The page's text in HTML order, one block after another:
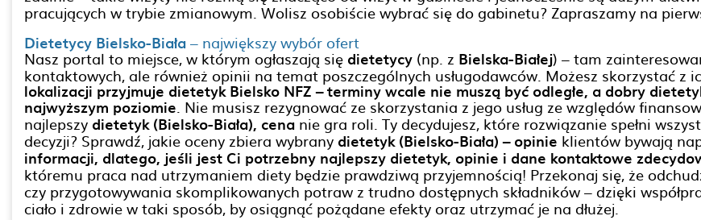
pracujących w trybie zmianowym. Wolisz osobiście wybrać się do gabinetu? Zapraszamy na
Dietetycy Bielsko-Biała– największy wybór ofert
Nasz portal to miejsce, w którym ogłaszają się dietetycy (np. z Bielska-Białej) – tam
kontaktowych, ale również opinii na temat poszczególnych usługodawców. Możesz skorzystać z
lokalizacji przyjmuje dietetyk Bielsko NFZ – terminy wcale nie muszą być odległe, a dobry
najwyższym poziomie. Nie musisz rezygnować ze skorzystania z jego usług ze względów
najlepszy dietetyk (Bielsko-Biała), cena nie gra roli. Ty decydujesz, które rozwiązanie spełni
decyzji? Sprawdź, jakie oceny zbiera wybrany dietetyk (Bielsko-Biała) – opinie klientów bywają
informacji, dlatego, jeśli jest Ci potrzebny najlepszy dietetyk, opinie i dane kontaktowe
któremu praca nad utrzymaniem diety będzie prawdziwą przyjemnością! Przekonaj się, że
czy przygotowywania skomplikowanych potraw z trudno dostępnych składników – dzięki
ciało i zdrowie w taki sposób, by osiągnąć pożądane efekty oraz utrzymać je na dłużej.